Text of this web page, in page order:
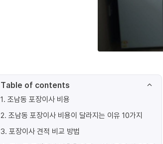
Table of contents
1. 조남동 포장이사 비용
2. 조남동 포장이사 비용이 달라지는 이유 10가지
3. 포장이사 견적 비교 방법